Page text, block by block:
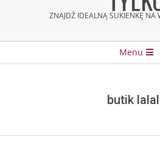
ZNAJDŹ IDEALNĄ SUKIENKĘ NA
Menu
butik